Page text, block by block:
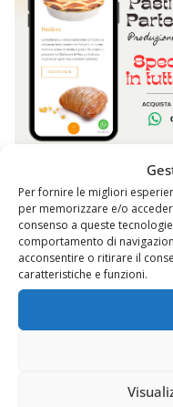
Per fornire le migliori
per memorizzare e/o
consenso a queste
comportamento di
acconsentire o ritirare il
caratteristiche e funzioni.